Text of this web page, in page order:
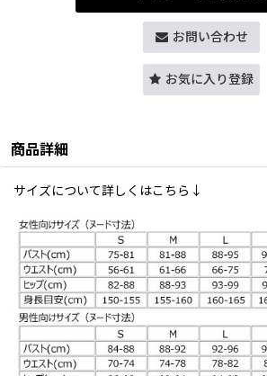
お問い合わせ
お気に入り登録
商品詳細
サイズについて詳しくはこちら↓